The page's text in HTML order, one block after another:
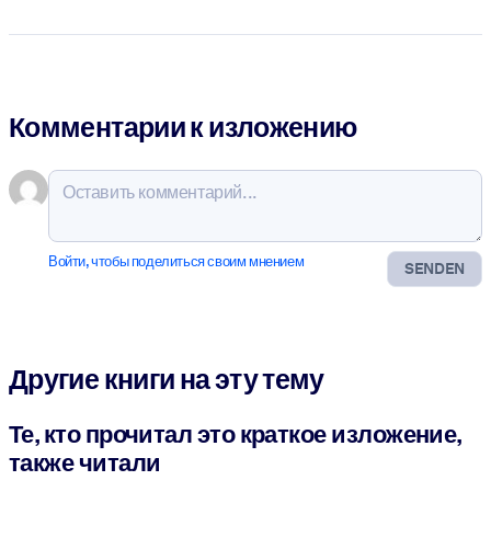
Комментарии к изложению
SENDEN
Войти, чтобы поделиться своим мнением
Другие книги на эту тему
Те, кто прочитал это краткое изложение,
также читали